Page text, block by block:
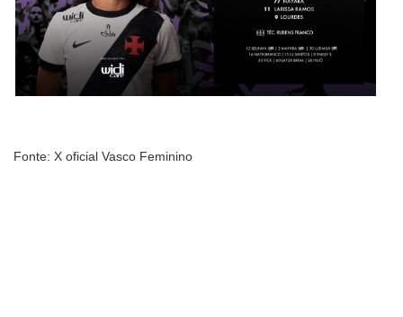
Fonte: X oficial Vasco Feminino